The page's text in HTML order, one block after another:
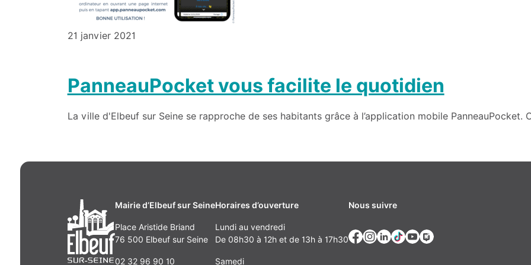
21 janvier 2021
PanneauPocket vous facilite le quotidien
La ville d'Elbeuf sur Seine se rapproche de ses habitants grâce à l’application mobile PanneauPocket.
Mairie d’Elbeuf sur Seine
Place Aristide Briand
76 500 Elbeuf sur Seine
02 32 96 90 10
Horaires d’ouverture
Lundi au vendredi
De 08h30 à 12h et de 13h à 17h30
Samedi
Nous suivre